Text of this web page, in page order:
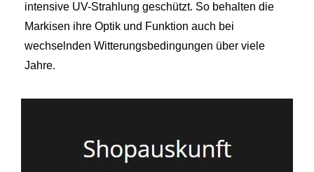
intensive UV-Strahlung geschützt. So behalten die
Markisen ihre Optik und Funktion auch bei
wechselnden Witterungsbedingungen über viele
Jahre.